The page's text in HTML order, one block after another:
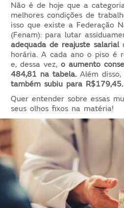
Não é de hoje que a
melhores condições de
isso que existe a Federação
(Fenam): para lutar
adequada de reajuste salarial
horária. A cada ano o piso é
e, dessa vez,o aumento
484,81 na tabela.Além
também subiu para R$179,45.
Quer entender sobre essas
seus olhos fixos na matéria!